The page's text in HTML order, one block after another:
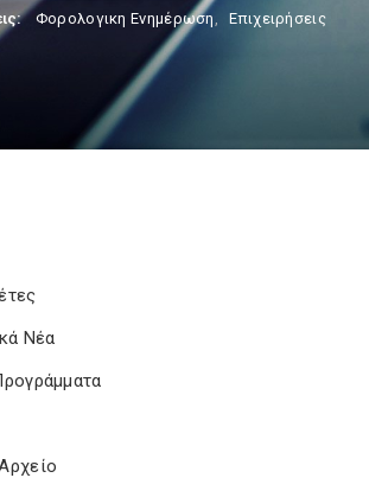
Φορολογικη Ενημέρωση, Επιχειρήσεις
Νέα